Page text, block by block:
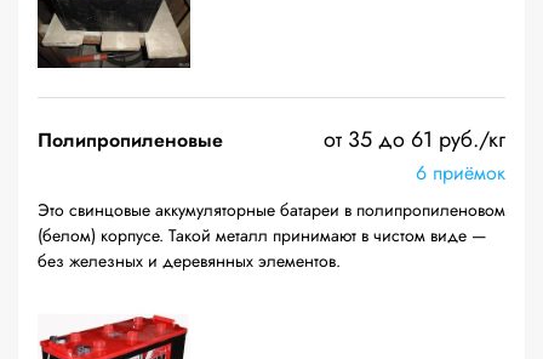
Полипропиленовые от 35 до 61 руб./кг
6 приёмок
Это свинцовые аккумуляторные батареи в полипропиленовом
(белом) корпусе. Такой металл принимают в чистом виде —
без железных и деревянных элементов.